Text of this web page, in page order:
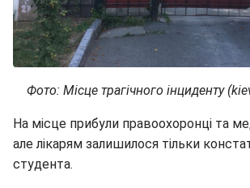
Фото: Місце трагічного інциденту
На місце прибули правоохоронці та
але лікарям залишилося тільки
студента.